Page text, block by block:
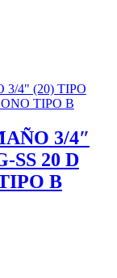
3/4″
SS 20 D
B